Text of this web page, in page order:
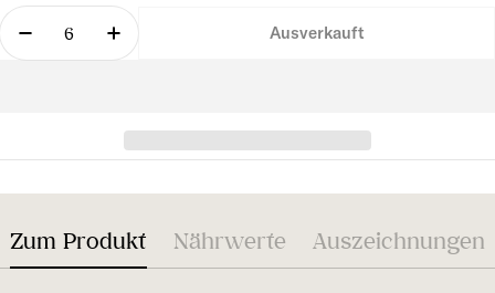
Menge
Menge für Champagne Brut Intense
Menge für Champagne Brut Intense
Ausverkauft
Zum Produkt Nährwerte Auszeichnungen